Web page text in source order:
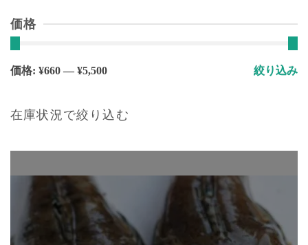
価格
最
格
最
格
絞り込み
価格: ¥660 — ¥5,500
在庫状況で絞り込む